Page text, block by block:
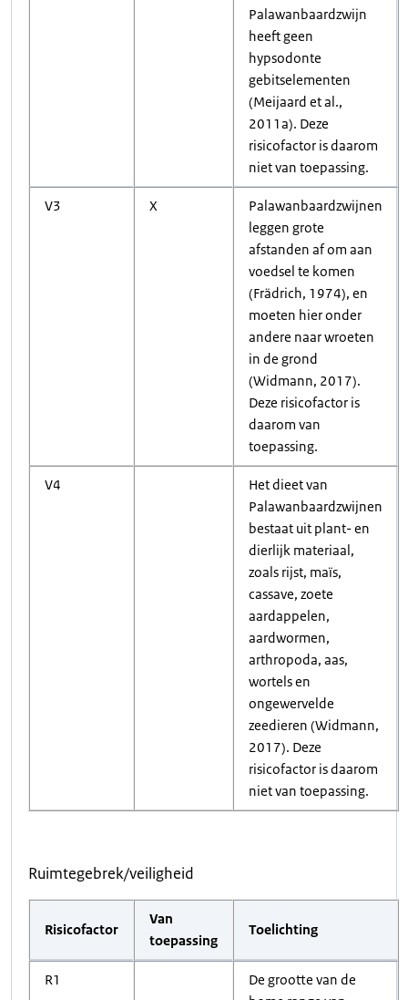
Palawanbaardzwijn
heeft geen
hypsodonte
gebitselementen
(Meijaard et al.,
2011a). Deze
risicofactor is daarom
niet van toepassing.
V3 X
Palawanbaardzwijnen
leggen grote
afstanden af om aan
voedsel te komen
(Frädrich, 1974), en
moeten hier onder
andere naar wroeten
in de grond
(Widmann, 2017).
Deze risicofactor is
daarom van
toepassing.
V4
Het dieet van
Palawanbaardzwijnen
bestaat uit plant- en
dierlijk materiaal,
zoals rijst, maïs,
cassave, zoete
aardappelen,
aardwormen,
arthropoda, aas,
wortels en
ongewervelde
zeedieren (Widmann,
2017). Deze
risicofactor is daarom
niet van toepassing.
Ruimtegebrek/veiligheid
Risicofactor
Van
toepassing
Toelichting
R1
De grootte van de